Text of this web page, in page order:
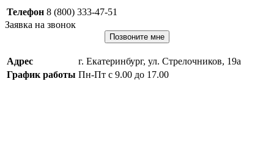
Телефон 8 (800) 333-47-51
Заявка на звонок
Позвоните мне
Адрес
г. Екатеринбург, ул. Стрелочников, 19а
График работы Пн-Пт с 9.00 до 17.00